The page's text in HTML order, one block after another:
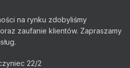
na rynku zdobyliśmy
zaufanie klientów. Zapraszamy
22/2